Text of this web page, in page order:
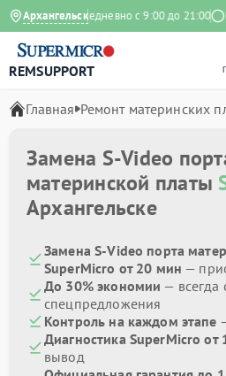
Архангельск
Яндекс Ежедневно с 9:00 до 21:00
REMSUPPORT
Главная Ремонт материнских
Замена S-Video
материнской платы
Архангельске
Замена S-Video порта
SuperMicro от 20 мин —
До 30% экономии — всегда
спецпредложения
Контроль на каждом этапе
Диагностика SuperMicro от
вывод